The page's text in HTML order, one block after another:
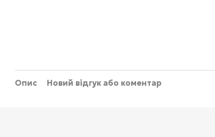
Опис Новий відгук або коментар